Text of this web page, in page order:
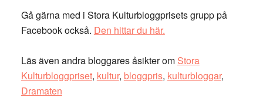
Gå gärna med i Stora Kulturbloggprisets grupp på
Facebook också. Den hittar du här.
Läs även andra bloggares åsikter om Stora
Kulturbloggpriset, kultur, bloggpris, kulturbloggar,
Dramaten